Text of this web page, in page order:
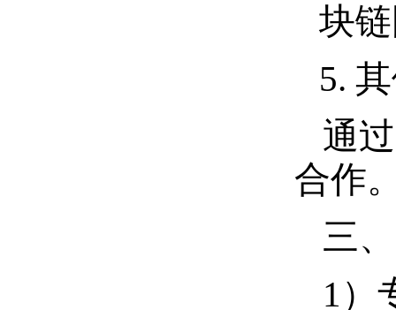
块
5.
通
合作
三
1）